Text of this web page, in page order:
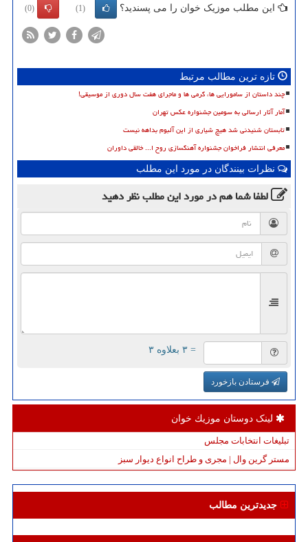
این مطلب موزیک خوان را می پسندید؟ (1)
(0)
تازه ترین مطالب مرتبط
چند داستان از سامورایی ها، گرمی ها و ماجرای هفت سال دوری از موسیقی!
آمار آثار ارسالی به سومین جشنواره عکس تهران
تابستان شنیدنی شد هیچ شیاری از این آلبوم بداهه نیست
معرفی انتشار فراخوان جشنواره آهنگسازی روح ا... خالقی داوران
نظرات بینندگان در مورد این مطلب
لطفا شما همدر مورد این مطلبنظر دهید
= ۳ بعلاوه ۳
فرستادن بازخورد
لینک دوستان موزیك خوان
تبلیغات انتخابات مجلس
مستر گرین وال | مجری و طراح انواع دیوار سبز
جدیدترین مطالب